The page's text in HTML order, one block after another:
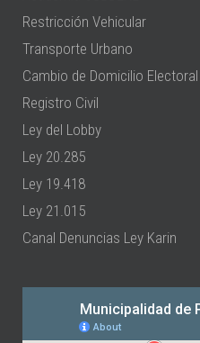
Restricción Vehicular
Transporte Urbano
Cambio de Domicilio Electoral
Registro Civil
Ley del Lobby
Ley 20.285
Ley 19.418
Ley 21.015
Canal Denuncias Ley Karin